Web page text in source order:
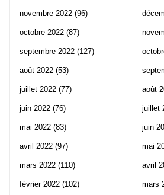
novembre 2022 (96)
octobre 2022 (87)
septembre 2022 (127)
août 2022 (53)
juillet 2022 (77)
juin 2022 (76)
mai 2022 (83)
avril 2022 (97)
mars 2022 (110)
février 2022 (102)
août
juillet
juin
mai
avril
mars